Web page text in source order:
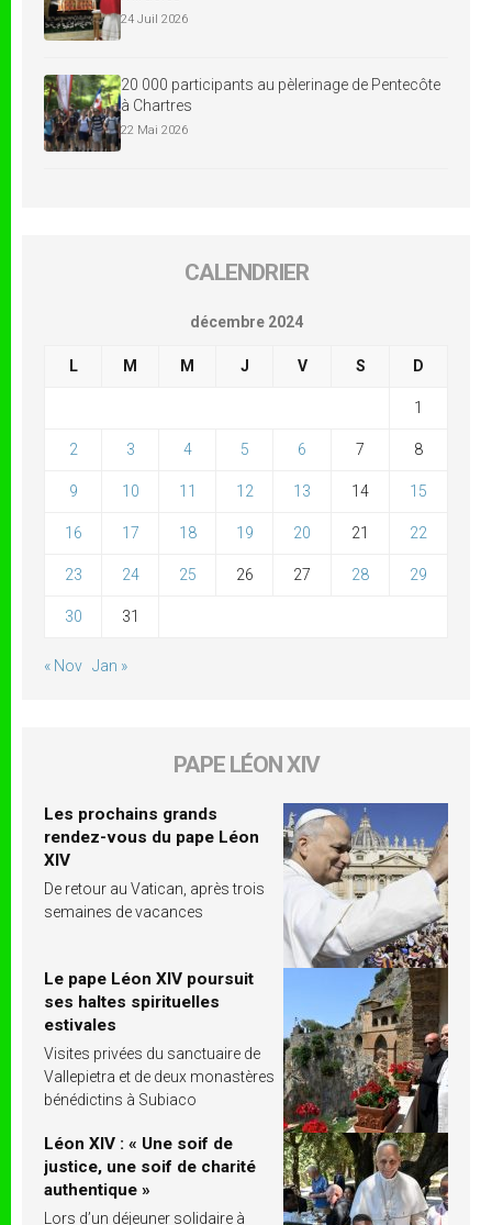
24 Juil 2026
20 000 participants au pèlerinage de Pentecôte
à Chartres
22 Mai 2026
CALENDRIER
décembre 2024
L M M J V S D
1
2 3 4 5 6 7 8
9 10 11 12 13 14 15
16 17 18 19 20 21 22
23 24 25 26 27 28 29
30 31
« Nov Jan »
PAPE LÉON XIV
Les prochains grands
rendez-vous du pape Léon
XIV
De retour au Vatican, après trois
semaines de vacances
Le pape Léon XIV poursuit
ses haltes spirituelles
estivales
Visites privées du sanctuaire de
Vallepietra et de deux monastères
bénédictins à Subiaco
Léon XIV : « Une soif de
justice, une soif de charité
authentique »
Lors d’un déjeuner solidaire à